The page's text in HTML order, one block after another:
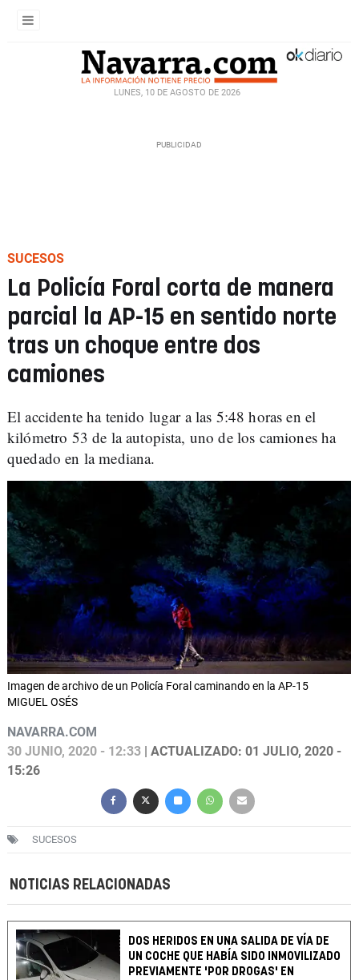
LUNES, 10 DE AGOSTO DE 2026
SUCESOS
La Policía Foral corta de manera
parcial la AP-15 en sentido norte
tras un choque entre dos
camiones
El accidente ha tenido lugar a las 5:48 horas en el
kilómetro 53 de la autopista, uno de los camiones ha
quedado en la mediana.
Imagen de archivo de un Policía Foral caminando en la AP-15
MIGUEL OSÉS
NAVARRA.COM
30 JUNIO, 2020 - 12:33 | ACTUALIZADO: 01 JULIO, 2020 -
15:26
SUCESOS
NOTICIAS RELACIONADAS
DOS HERIDOS EN UNA SALIDA DE VÍA DE
UN COCHE QUE HABÍA SIDO INMOVILIZADO
PREVIAMENTE 'POR DROGAS' EN